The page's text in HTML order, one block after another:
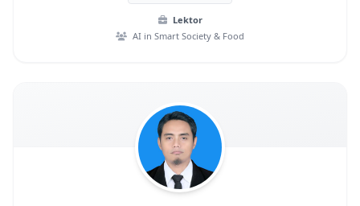
Lektor
AI in Smart Society & Food